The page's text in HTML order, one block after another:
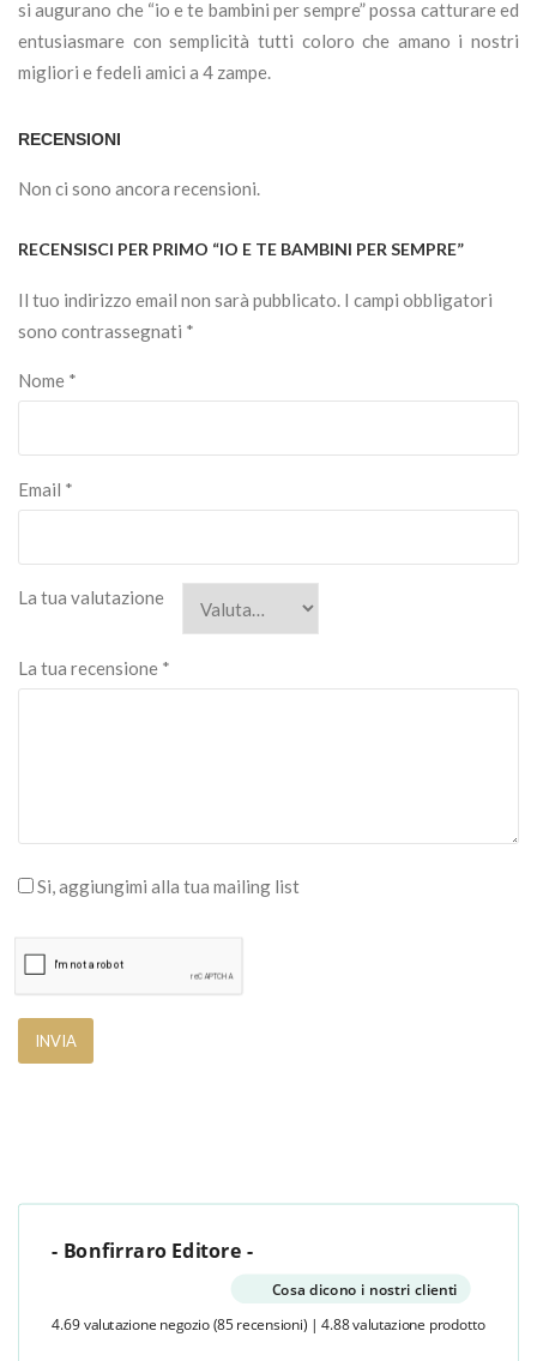
si augurano che “io e te bambini per sempre” possa catturare ed
entusiasmare con semplicità tutti coloro che amano i nostri
migliori e fedeli amici a 4 zampe.
RECENSIONI
Non ci sono ancora recensioni.
RECENSISCI PER PRIMO “IO E TE BAMBINI PER SEMPRE”
Il tuo indirizzo email non sarà pubblicato. I campi obbligatori
sono contrassegnati *
Nome *
Email *
La tua valutazione
La tua recensione *
Si, aggiungimi alla tua mailing list
- Bonfirraro Editore -
Cosa dicono i nostri clienti
4.69 valutazione negozio (85 recensioni) | 4.88 valutazione prodotto